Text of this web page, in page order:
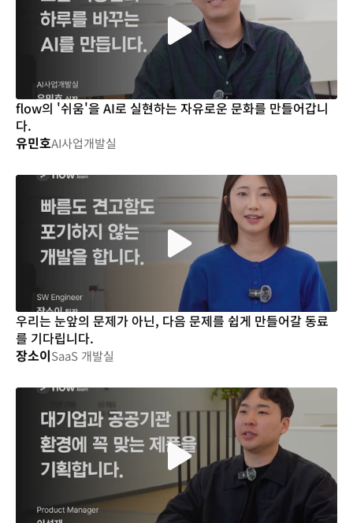
flow의 '쉬움'을 AI로 실현하는 자유로운 문화를 만들어갑니
다.
유민호AI사업개발실
우리는 눈앞의 문제가 아닌, 다음 문제를 쉽게 만들어갈 동료
를 기다립니다.
장소이SaaS 개발실